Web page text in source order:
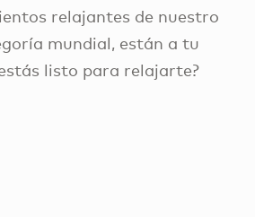
relajantes de nuestro
mundial, están a tu
listo para relajarte?